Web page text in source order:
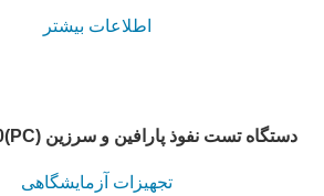
اطلاعات بیشتر
دستگاه تست نفوذ پارافین و سرزین (LinteL PN-10(PC
تجهیزات آزمایشگاهی